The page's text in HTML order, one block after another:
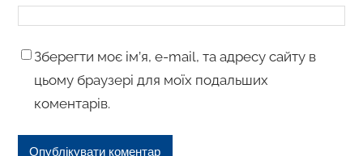
Зберегти моє ім’я, e-mail, та адресу сайту в
цьому браузері для моїх подальших
коментарів.